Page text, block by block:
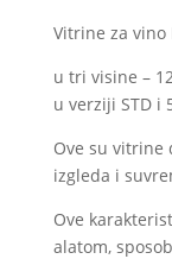
Vitrine za vino
u tri visine –
u verziji STD i
Ove su vitrine
izgleda i
Ove
alatom,